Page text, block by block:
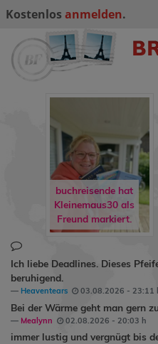
Kostenlos anmelden.
buchreisende hat
Kleinemaus30 als
Freund markiert.
Ich liebe Deadlines. Dieses
beruhigend.
Heaventears 03.08.2026 - 23:11
Bei der Wärme geht man gern
Mealynn 02.08.2026 - 20:03 h
immer lustig und vergnügt bis